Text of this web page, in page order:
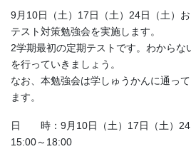
9月10日（土）17日（土）24日（土）
テスト対策勉強会を実施します。
2学期最初の定期テストです。わからな
を行っていきましょう。
なお、本勉強会は学しゅうかんに通っ
ます。
日 時：9月10日（土）17日（土）24
15:00～18:00